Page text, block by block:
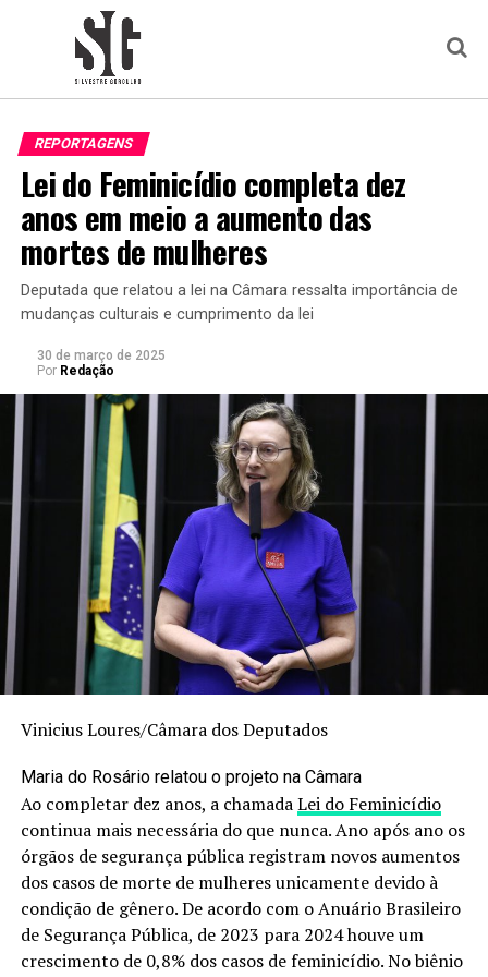
REPORTAGENS
Lei do Feminicídio completa dez
anos em meio a aumento das
mortes de mulheres
Deputada que relatou a lei na Câmara ressalta importância de
mudanças culturais e cumprimento da lei
30 de março de 2025
Por Redação
Vinicius Loures/Câmara dos Deputados
Maria do Rosário relatou o projeto na Câmara
Ao completar dez anos, a chamadaLei do Feminicídio
continua mais necessária do que nunca. Ano após ano os
órgãos de segurança pública registram novos aumentos
dos casos de morte de mulheres unicamente devido à
condição de gênero. De acordo com o Anuário Brasileiro
de Segurança Pública, de 2023 para 2024 houve um
crescimento de 0,8% dos casos de feminicídio. No biênio